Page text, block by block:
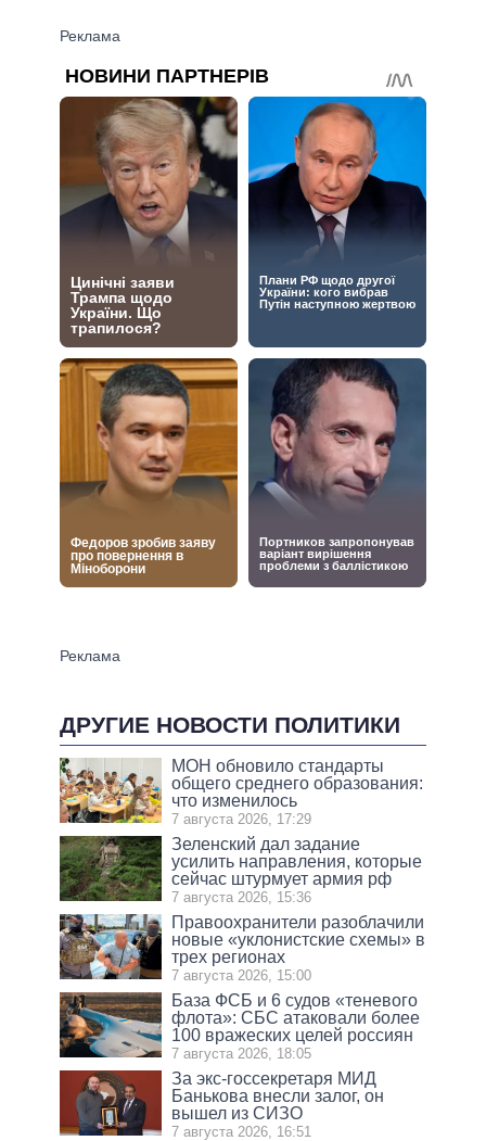
ДРУГИЕ НОВОСТИ ПОЛИТИКИ
МОН обновило стандарты
общего среднего образования:
что изменилось
7 августа 2026, 17:29
Зеленский дал задание
усилить направления, которые
сейчас штурмует армия рф
7 августа 2026, 15:36
Правоохранители разоблачили
новые «уклонистские схемы» в
трех регионах
7 августа 2026, 15:00
База ФСБ и 6 судов «теневого
флота»: СБС атаковали более
100 вражеских целей россиян
7 августа 2026, 18:05
За экс-госсекретаря МИД
Банькова внесли залог, он
вышел из СИЗО
7 августа 2026, 16:51